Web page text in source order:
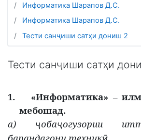
Информатика Шарапов Д.С.
Информатика Шарапов Д.С.
Тести санҷиши сатҳи дониш 2
Тести санҷиши сатҳи
1. «Информатика» –
мебошад.
а)
ҷобаҷогузории